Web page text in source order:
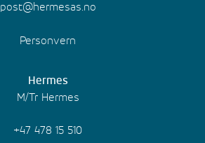
post@hermesas.no
Personvern
Hermes
M/Tr Hermes
+47 478 15 510